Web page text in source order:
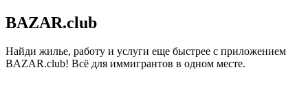
BAZAR.club
Найди жилье, работу и услуги еще быстрее с приложением
BAZAR.club! Всё для иммигрантов в одном месте.